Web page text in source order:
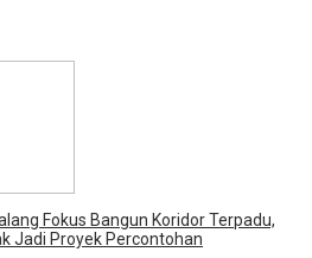
Fokus Bangun Koridor Terpadu,
Jadi Proyek Percontohan